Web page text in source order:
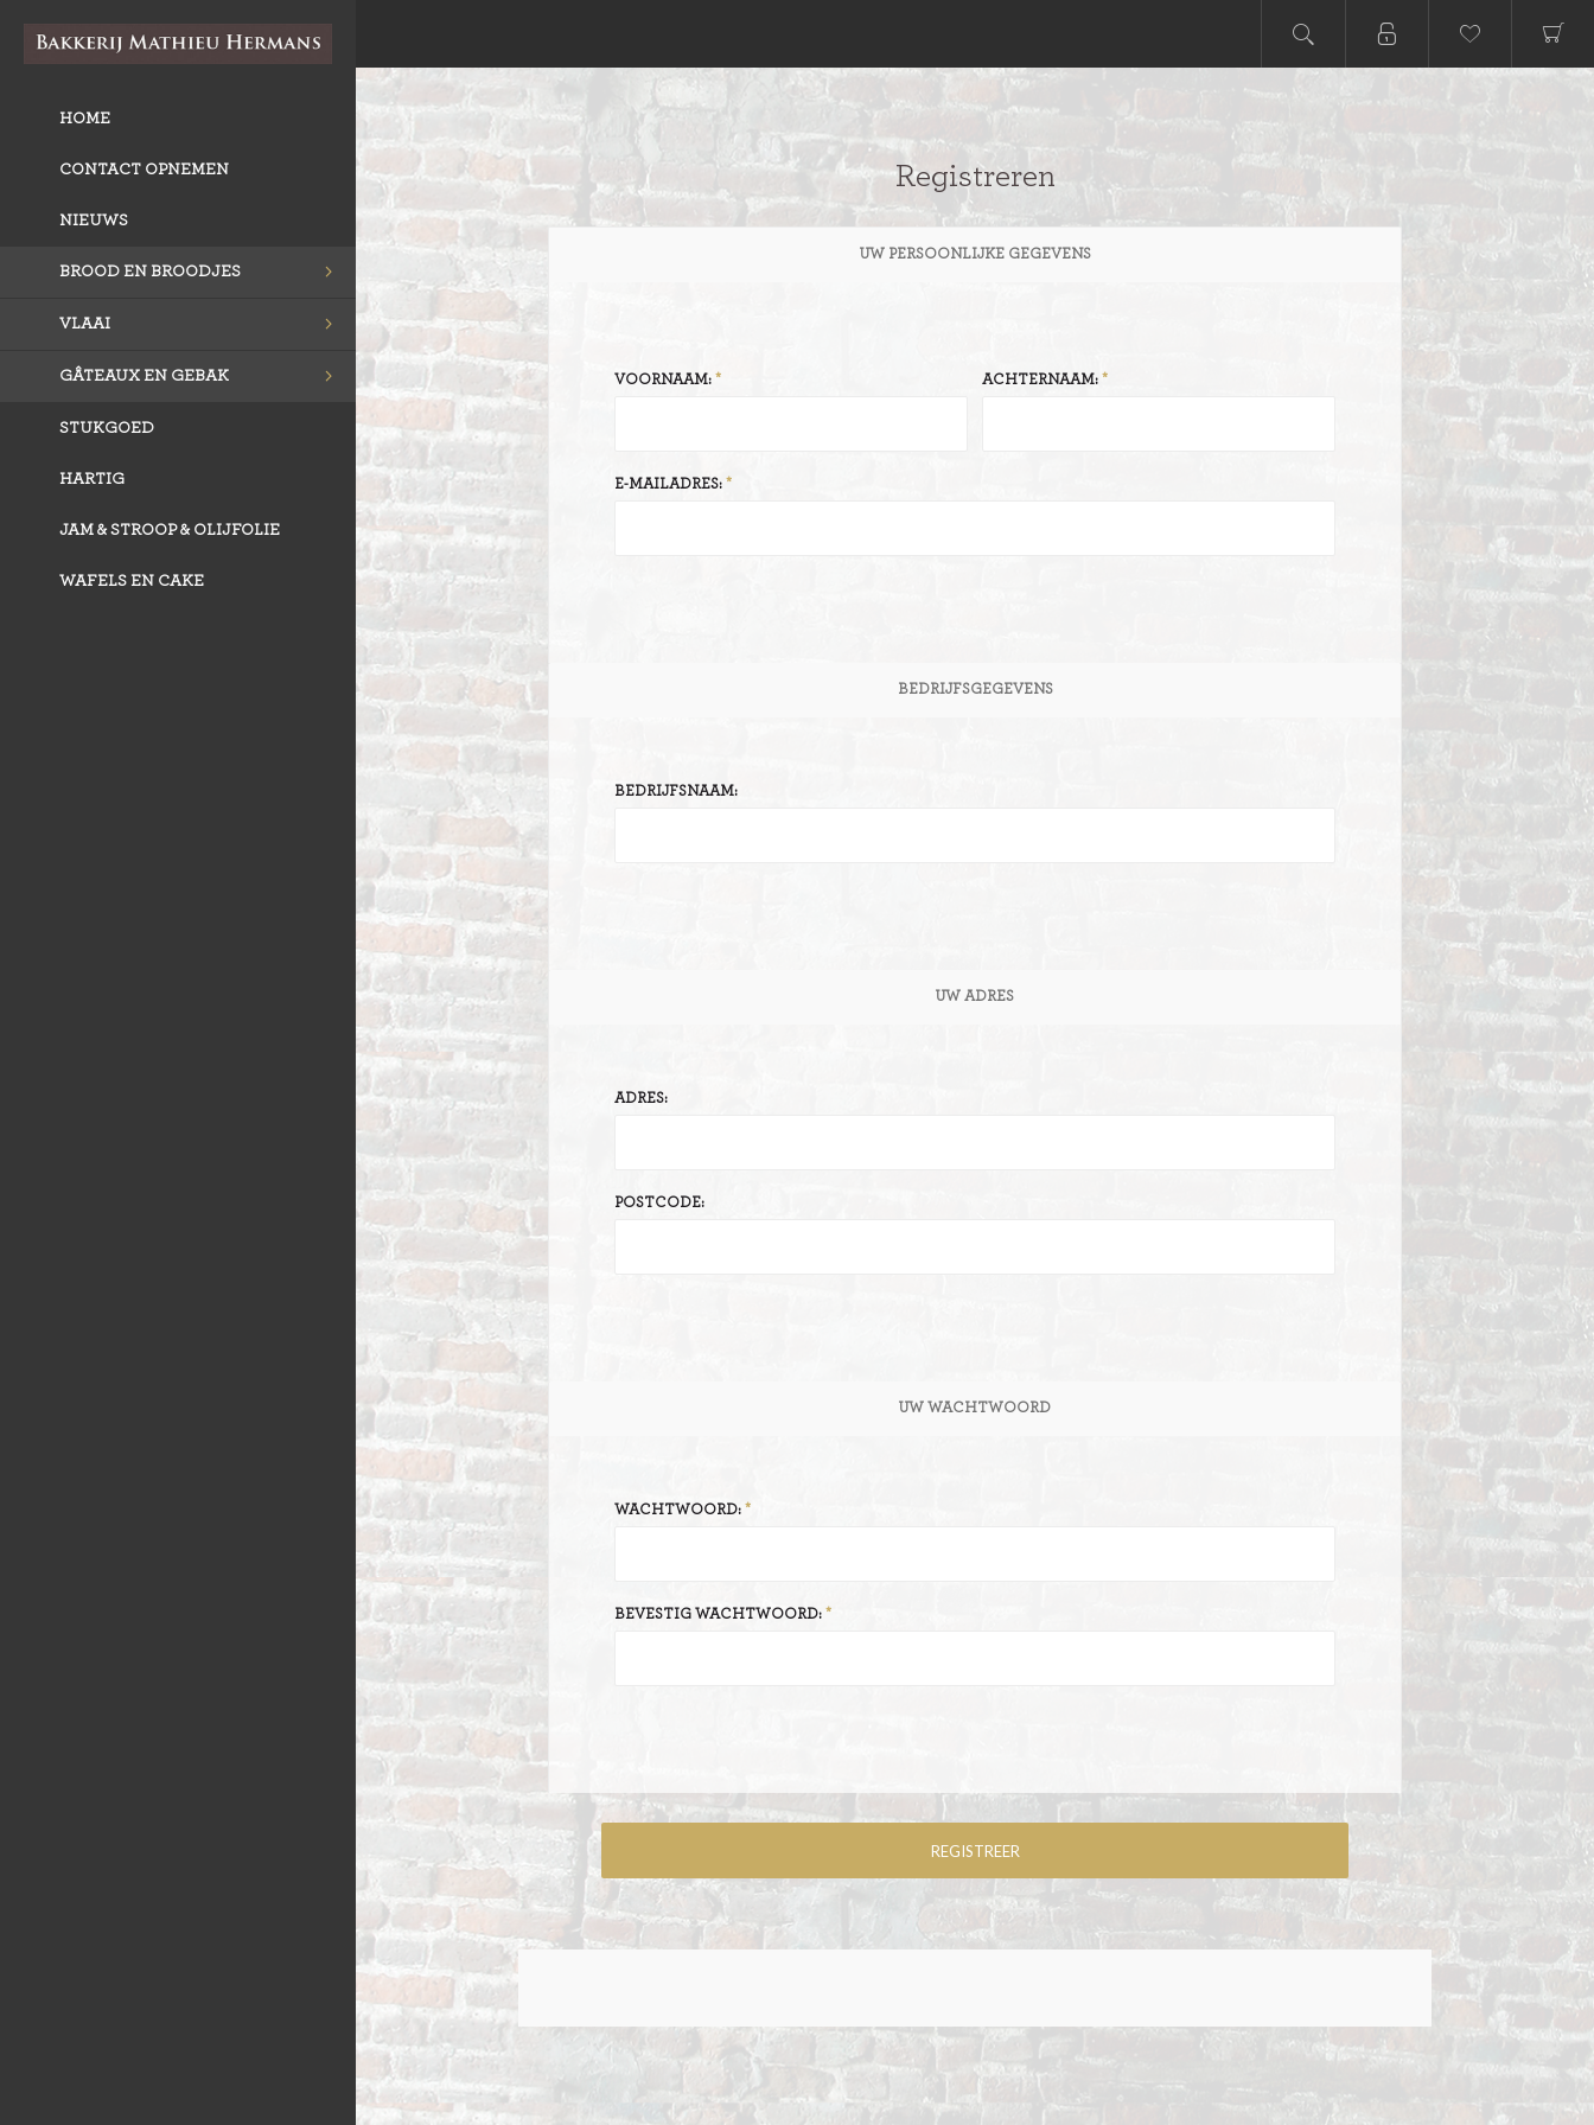
HOME
CONTACT OPNEMEN
NIEUWS
BROOD EN BROODJES
BUSBRODEN
GEVULD BROOD
BROODJES
STOKBROOD
VLAAI
RIJSTEVLAAI
KRUIMELVLAAI
VLAAI RASTER
OPEN VLAAI
LUXE VLAAI
SEIZOEN VLAAI
GÂTEAUX EN GEBAK
GEBAKJES
GÂTEAUX
STUKGOED
HARTIG
JAM & STROOP & OLIJFOLIE
WAFELS EN CAKE
Registreren
UW PERSOONLIJKE GEGEVENS
VOORNAAM: ACHTERNAAM:
E-MAILADRES:
BEDRIJFSGEGEVENS
BEDRIJFSNAAM:
UW ADRES
ADRES:
POSTCODE:
UW WACHTWOORD
WACHTWOORD:
BEVESTIG WACHTWOORD: